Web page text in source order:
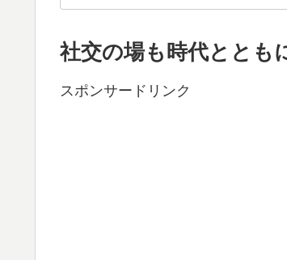
社交の場も時代ととも
スポンサードリンク